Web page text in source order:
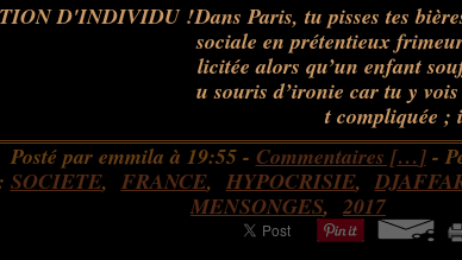
Dans Paris, tu pisses tes
sociale en prétentieux
licitée alors qu’un enfant
u souris d’ironie car tu y
t compliquée ;
Posté par emmila à 19:55 - Commentaires […]-
SOCIETE, FRANCE, HYPOCRISIE,
MENSONGES,2017